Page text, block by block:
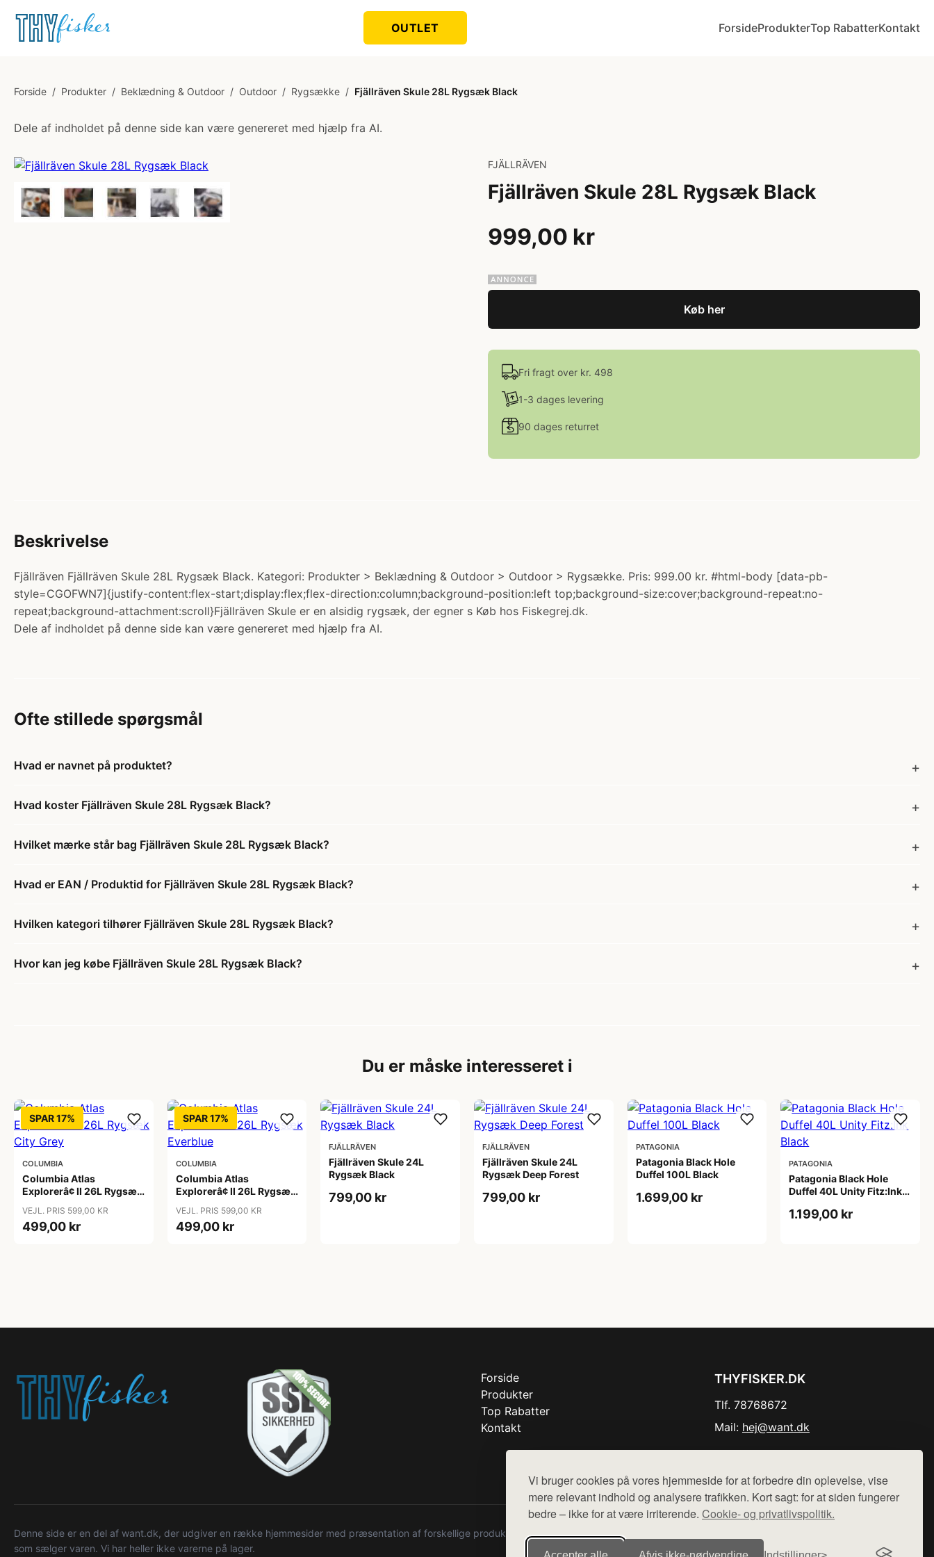
Vi bruger cookies på vores hjemmeside for at forbedre din oplevelse, vise
mere relevant indhold og analysere trafikken. Kort sagt: for at siden fungerer
bedre – ikke for at være irriterende. Cookie- og privatlivspolitik.
OUTLET ForsideProdukterTop RabatterKontakt
Forside / Produkter / Beklædning & Outdoor / Outdoor / Rygsække / Fjällräven Skule 28L Rygsæk Black
Dele af indholdet på denne side kan være genereret med hjælp fra AI.
FJÄLLRÄVEN
Fjällräven Skule 28L Rygsæk Black
999,00 kr
Køb her
Fri fragt over kr. 498
1-3 dages levering
90 dages returret
Beskrivelse
Fjällräven Fjällräven Skule 28L Rygsæk Black. Kategori: Produkter > Beklædning & Outdoor > Outdoor > Rygsække. Pris: 999.00 kr. #html-body [data-pb-
style=CGOFWN7]{justify-content:flex-start;display:flex;flex-direction:column;background-position:left top;background-size:cover;background-repeat:no-
repeat;background-attachment:scroll}Fjällräven Skule er en alsidig rygsæk, der egner s Køb hos Fiskegrej.dk.
Dele af indholdet på denne side kan være genereret med hjælp fra AI.
Ofte stillede spørgsmål
Hvad er navnet på produktet?
Hvad koster Fjällräven Skule 28L Rygsæk Black?
Hvilket mærke står bag Fjällräven Skule 28L Rygsæk Black?
Hvad er EAN / Produktid for Fjällräven Skule 28L Rygsæk Black?
Hvilken kategori tilhører Fjällräven Skule 28L Rygsæk Black?
Hvor kan jeg købe Fjällräven Skule 28L Rygsæk Black?
Du er måske interesseret i
SPAR 17%
COLUMBIA
Columbia Atlas
Explorerâ¢ II 26L Rygsæk
VEJL. PRIS 599,00 KR
499,00 kr
SPAR 17%
COLUMBIA
Columbia Atlas
Explorerâ¢ II 26L Rygsæk
VEJL. PRIS 599,00 KR
499,00 kr
FJÄLLRÄVEN
Fjällräven Skule 24L
Rygsæk Black
799,00 kr
FJÄLLRÄVEN
Fjällräven Skule 24L
Rygsæk Deep Forest
799,00 kr
PATAGONIA
Patagonia Black Hole
Duffel 100L Black
1.699,00 kr
PATAGONIA
Patagonia Black Hole
Duffel 40L Unity Fitz:Ink
1.199,00 kr
Forside
Produkter
Top Rabatter
Kontakt
THYFISKER.DK
Tlf. 78768672
Mail: hej@want.dk
Denne side er en del af want.dk, der udgiver en række hjemmesider med præsentation af forskellige produkter fra diverse webshops. Der sælges ikke varer fra denne side - vi henviser til de shops,
som sælger varen. Vi har heller ikke varerne på lager.